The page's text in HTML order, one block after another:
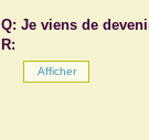
Q: Je viens de
R: